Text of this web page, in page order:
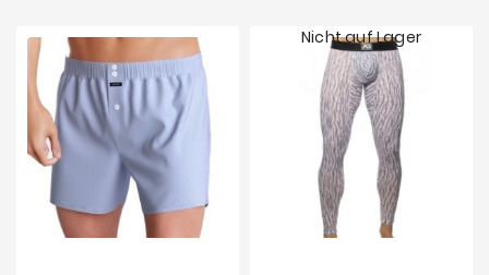
Nicht auf Lager